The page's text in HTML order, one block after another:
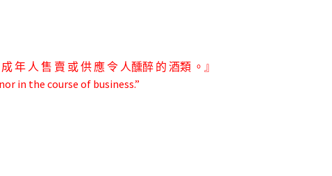
年 人 售 賣 或 供 應 令 人醺醉 的 酒類 。』
in the course of business.”